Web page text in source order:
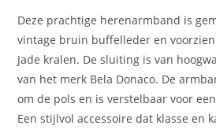
Deze prachtige herenarmband is
vintage bruin buffelleder en voorzien
Jade kralen. De sluiting is van
van het merk Bela Donaco. De
om de pols en is verstelbaar voor
Een stijlvol accessoire dat klasse en